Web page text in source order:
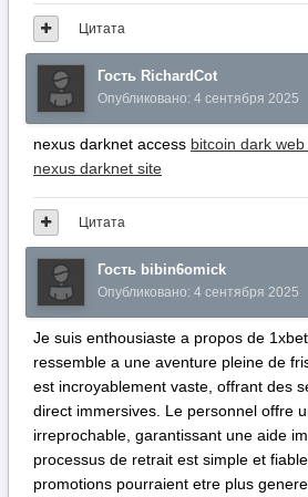
Цитата
Гость RichardCot
Опубликовано: 4 сентября 2025
nexus darknet access bitcoin dark web
nexus darknet site
Цитата
Гость bibin6omick
Опубликовано: 4 сентября 2025
Je suis enthousiaste a propos de
ressemble a une aventure pleine de
est incroyablement vaste, offrant des
direct immersives. Le personnel offre
irreprochable, garantissant une aide
processus de retrait est simple et
promotions pourraient etre plus